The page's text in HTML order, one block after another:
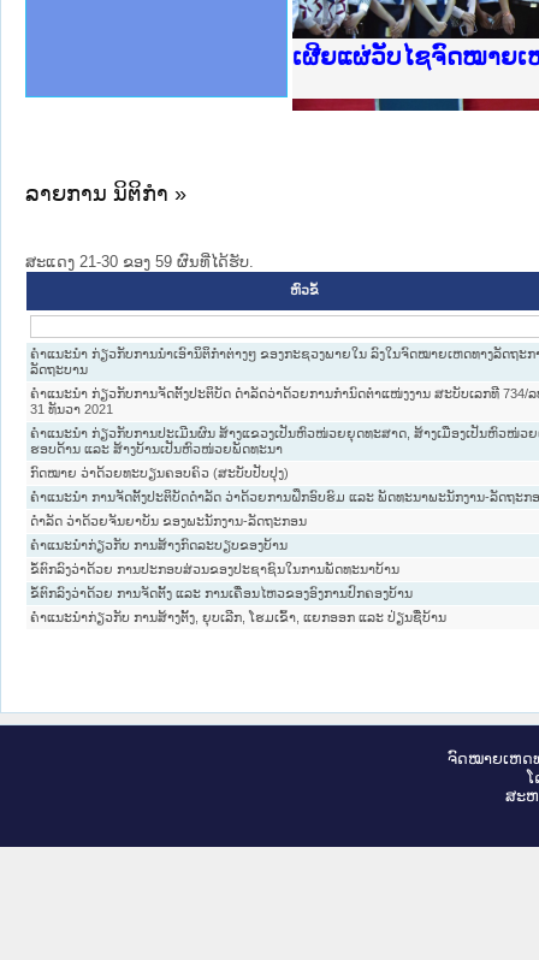
ເຜີຍແຜ່ວັບໄຊຈົດໝາຍເ
າຊົນ ພາກເໜືອ
ການ
ກາງ
ໃຕ້
ຕຳຫຼວດປະຊາຊົນ
ສັນຕິບານປະຊາຊົນ
ກເໜືອ
າຊົນ ພາກກາງ
ລາຍການ ນິຕິກໍາ »
ສະແດງ 21-30 ຂອງ 59 ຜົນທີ່ໄດ້ຮັບ.
ຫົວຂໍ້
ຄໍາແນະນໍາ ກ່ຽວກັບການນໍາເອົານິຕິກໍາຕ່າງໆ ຂອງກະຊວງພາຍໃນ ລົງໃນຈົດໝາຍເຫດທາງລັດຖະກ
ລັດຖະບານ
ຄຳແນະນຳ ກ່ຽວກັບການຈັດຕັ້ງປະຕິບັດ ດຳລັດວ່າດ້ວຍການກຳນົດຕຳແໜ່ງງານ ສະບັບເລກທີ 734/ລ
31 ທັນວາ 2021
ຄໍາແນະນໍາ ກ່ຽວກັບການປະເມີນຜົນ ສ້າງແຂວງເປັນຫົວໜ່ວຍຍຸດທະສາດ, ສ້າງເມືອງເປັນຫົວໜ່ວ
ຮອບດ້ານ ແລະ ສ້າງບ້ານເປັນຫົວໜ່ວຍພັດທະນາ
ກົດໝາຍ ວ່າດ້ວຍທະບຽນຄອບຄົວ (ສະບັບປັບປຸງ)
ຄຳແນະນຳ ການຈັດຕັ້ງປະຕິບັດດຳລັດ ວ່າດ້ວຍການຝຶກອົບຮົມ ແລະ ພັດທະນາພະນັກງານ-ລັດຖະກ
ດຳລັດ ວ່າດ້ວຍຈັນຍາບັນ ຂອງພະນັກງານ-ລັດຖະກອນ
ຄໍາແນະນໍາກ່ຽວກັບ ການສ້າງກົດລະບຽບຂອງບ້ານ
ຂໍ້ຕົກລົງວ່າດ້ວຍ ການປະກອບສ່ວນຂອງປະຊາຊົນໃນການພັດທະນາບ້ານ
ຂໍ້ຕົກລົງວ່າດ້ວຍ ການຈັດຕັ້ງ ແລະ ການເຄື່ອນໄຫວຂອງອົງການປົກຄອງບ້ານ
ຄໍາແນະນໍາກ່ຽວກັບ ການສ້າງຕັ້ງ, ຍຸບເລີກ, ໂຮມເຂົ້າ, ແຍກອອກ ແລະ ປ່ຽນຊື່ບ້ານ
ຈົດ​ໝາຍ​ເຫດ​
ສະ​ຫ